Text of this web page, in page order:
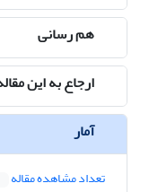
هم رسانی
ارجاع به این
آمار
تعداد مشاهده مقاله